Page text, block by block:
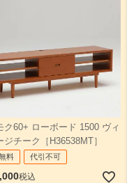
ク60+ ローボード 1500 ヴィ
ジチーク［H36538MT］
料 代引不可
税込